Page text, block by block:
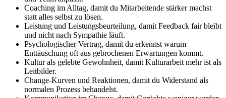
Coaching im Alltag, damit du Mitarbeitende stärker machst
statt alles selbst zu lösen.
Leistung und Leistungsbeurteilung, damit Feedback fair bleibt
und nicht nach Sympathie läuft.
Psychologischer Vertrag, damit du erkennst warum
Enttäuschung oft aus gebrochenen Erwartungen kommt.
Kultur als gelebte Gewohnheit, damit Kulturarbeit mehr ist als
Leitbilder.
Change-Kurven und Reaktionen, damit du Widerstand als
normalen Prozess behandelst.